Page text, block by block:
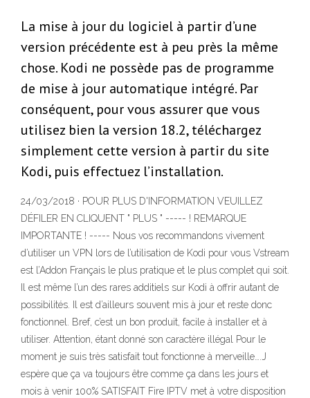
La mise à jour du logiciel à partir d’une
version précédente est à peu près la même
chose. Kodi ne possède pas de programme
de mise à jour automatique intégré. Par
conséquent, pour vous assurer que vous
utilisez bien la version 18.2, téléchargez
simplement cette version à partir du site
Kodi, puis effectuez l’installation.
24/03/2018 · POUR PLUS D'INFORMATION VEUILLEZ
DÉFILER EN CLIQUENT " PLUS " ----- ! REMARQUE
IMPORTANTE ! ----- Nous vos recommandons vivement
d’utiliser un VPN lors de l’utilisation de Kodi pour vous Vstream
est l’Addon Français le plus pratique et le plus complet qui soit.
Il est même l’un des rares additiels sur Kodi à offrir autant de
possibilités. Il est d’ailleurs souvent mis à jour et reste donc
fonctionnel. Bref, c’est un bon produit, facile à installer et à
utiliser. Attention, étant donné son caractère illégal Pour le
moment je suis très satisfait tout fonctionne à merveille….J
espère que ça va toujours être comme ça dans les jours et
mois à venir 100% SATISFAIT Fire IPTV met à votre disposition